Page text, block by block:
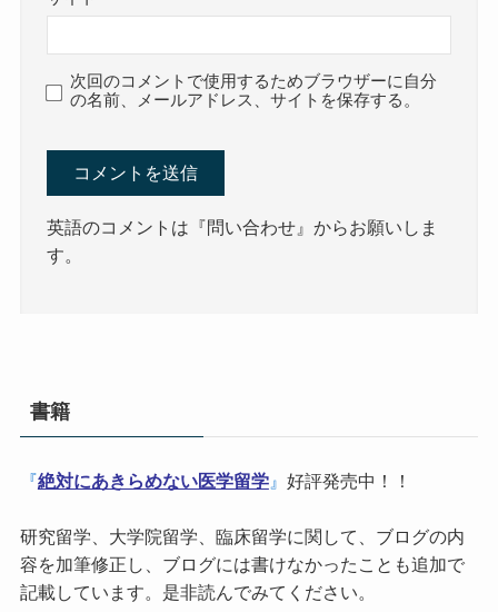
次回のコメントで使用するためブラウザーに自分
の名前、メールアドレス、サイトを保存する。
英語のコメントは『問い合わせ』からお願いしま
す。
書籍
『絶対にあきらめない医学留学』 好評発売中！！
研究留学、大学院留学、臨床留学に関して、ブログの内
容を加筆修正し、ブログには書けなかったことも追加で
記載しています。是非読んでみてください。